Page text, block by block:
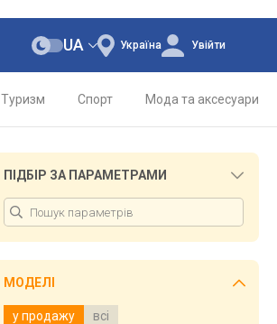
Україна
UA Увійти
Туризм Спорт Мода та аксесуари
ПІДБІР ЗА ПАРАМЕТРАМИ
МОДЕЛІ
у продажу всі